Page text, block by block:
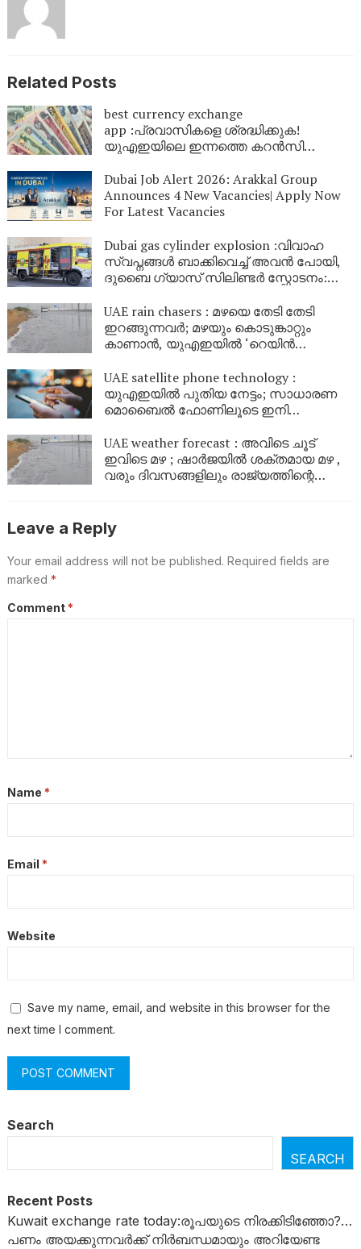
Related Posts
best currency exchange
app :പ്രവാസികളെ ശ്രദ്ധിക്കുക!
യുഎഇയിലെ ഇന്നത്തെ കറൻസി
എത്ര മൂല്യമുണ്ട്? ഉടൻ പരിശോധിക്കൂ
Dubai Job Alert 2026: Arakkal Group
Announces 4 New Vacancies| Apply Now
For Latest Vacancies
Dubai gas cylinder explosion :വിവാഹ
സ്വപ്നങ്ങൾ ബാക്കിവെച്ച് അവൻ പോയി,
ദുബൈ ഗ്യാസ് സിലിണ്ടർ സ്ഫോടനം:
മരിച്ചു, ഇന്ന് മുപ്പാതാം പിറന്നാൾ
UAE rain chasers : മഴയെ തേടി തേടി
ഇറങ്ങുന്നവർ; മഴയും കൊടുങ്കാറ്റും
കാണാൻ, യുഎഇയിൽ ‘റെയിൻ
UAE satellite phone technology :
യുഎഇയിൽ പുതിയ നേട്ടം; സാധാരണ
മൊബൈൽ ഫോണിലൂടെ ഇനി
കൈമാറാം
UAE weather forecast : അവിടെ ചൂട്
ഇവിടെ മഴ ; ഷാർജയിൽ ശക്തമായ മഴ ,
വരും ദിവസങ്ങളിലും രാജ്യത്തിന്റെ
Leave a Reply
Your email address will not be published. Required fields are
marked *
Comment *
Name *
Email *
Website
Save my name, email, and website in this browser for the
next time I comment.
Search
SEARCH
Recent Posts
Kuwait exchange rate today:രൂപയുടെ നിരക്കിടിഞ്ഞോ?…
പണം അയക്കുന്നവർക്ക് നിർബന്ധമായും അറിയേണ്ട